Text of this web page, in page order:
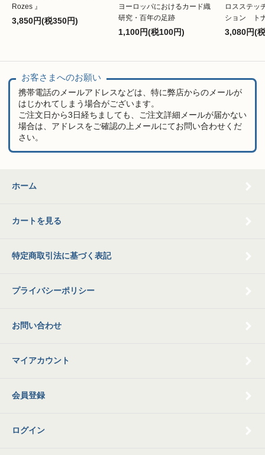
Rozes 』
3,850円(税350円)
ヨーロッパにおけるカード織
研究・百年の足跡
1,100円(税100円)
ロスステッ
ション ト
3,080円(
お客さまへのお願い
携帯電話のメールアドレスなどは、特に弊店からのメールが
はじかれてしまう場合がございます。
ご注文日から3日経ちましても、ご注文詳細メールが届かない
場合は、アドレスをご確認の上メールにてお問い合わせくだ
さい。
ホーム
カートを見る
特定商取引法に基づく表記
プライバシーポリシー
お問い合わせ
マイアカウント
会員登録
ログイン